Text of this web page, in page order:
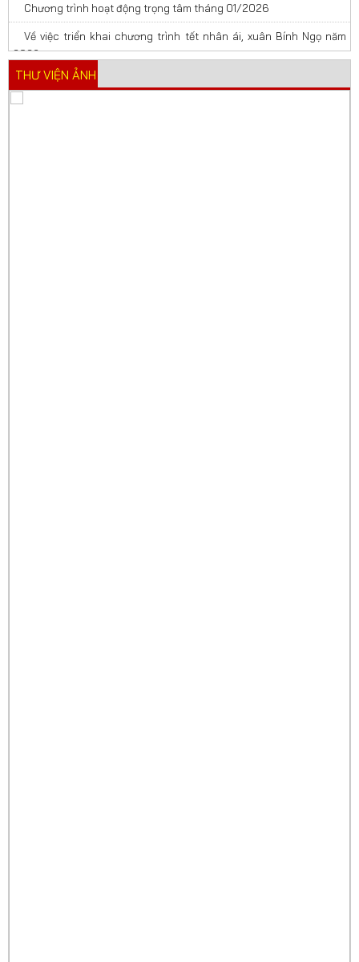
Chương trình hoạt động trọng tâm tháng 01/2026
Về việc triển khai chương trình tết nhân ái, xuân Bính Ngọ năm
2026
THƯ VIỆN ẢNH